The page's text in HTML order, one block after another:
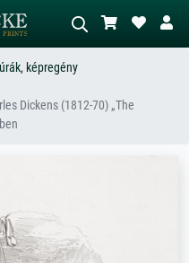
MI-képkereső
Írja le a jelenetet – pl. zöld rét, sok
képregény
Dickens (1812-70) „The